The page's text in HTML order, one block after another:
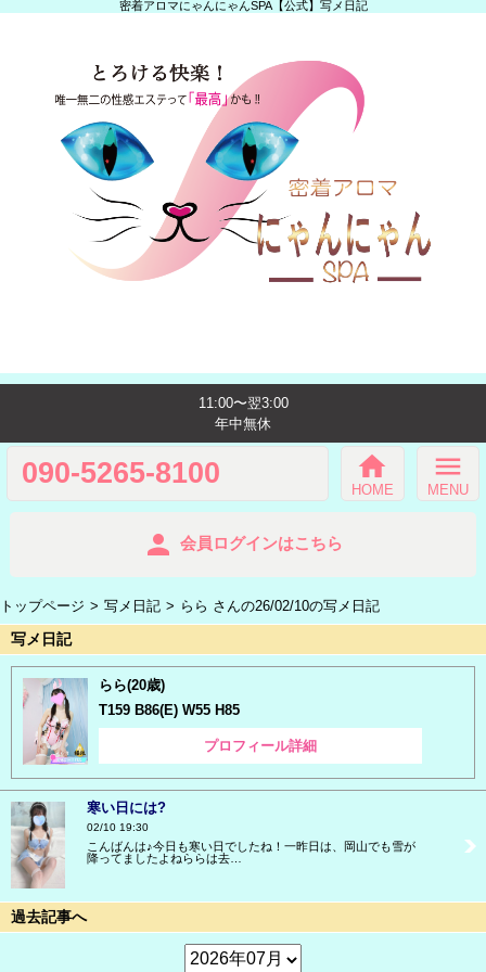
密着アロマにゃんにゃんSPA【公式】写メ日記
11:00〜翌3:00
年中無休
090-5265-8100 home
HOME
menu
MENU
person 会員ログインはこちら
トップページ 写メ日記 らら さんの26/02/10の写メ日記
写メ日記
らら(20歳)
T159 B86(E) W55 H85
プロフィール詳細
寒い日には?
02/10 19:30
こんばんは♪今日も寒い日でしたね！一昨日は、岡山でも雪が
降ってましたよねららは去…
過去記事へ